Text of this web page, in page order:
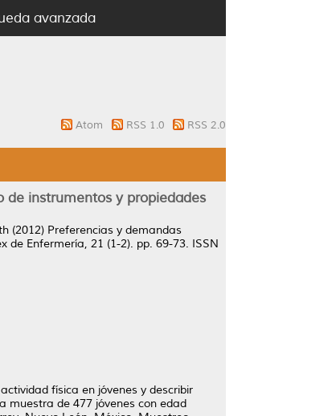
avanzada
Atom RSS 1.0 RSS 2.0
de instrumentos y propiedades
(2012) Preferencias y demandas
de Enfermería, 21 (1-2). pp. 69-73. ISSN
física en jóvenes y describir
muestra de 477 jóvenes con edad